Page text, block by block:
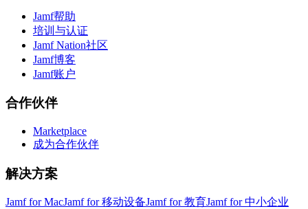
Jamf帮助
培训与认证
Jamf Nation社区
Jamf博客
Jamf账户
合作伙伴
Marketplace
成为合作伙伴
解决方案
Jamf for MacJamf for 移动设备Jamf for 教育Jamf for 中小企业